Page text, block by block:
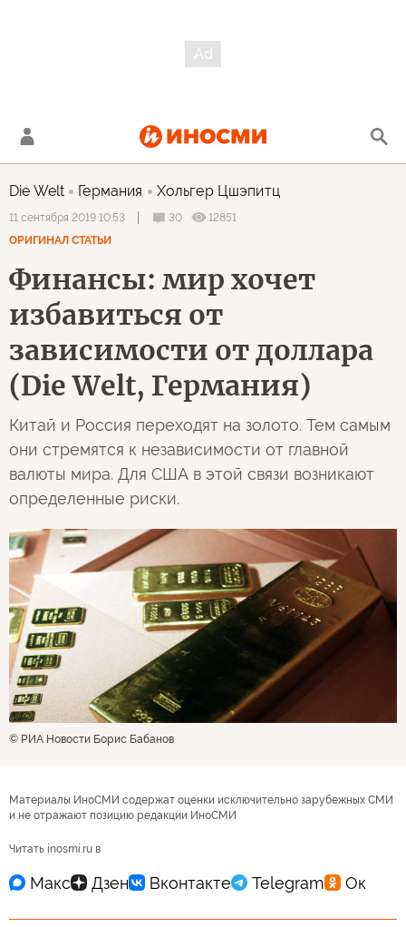
Die Welt Германия Хольгер Цшэпитц
11 сентября 2019 10:53 30
12851
ОРИГИНАЛ СТАТЬИ
Финансы: мир хочет
избавиться от
зависимости от доллара
(Die Welt, Германия)
Китай и Россия переходят на золото. Тем самым
они стремятся к независимости от главной
валюты мира. Для США в этой связи возникают
определенные риски.
© РИА Новости Борис Бабанов
Материалы ИноСМИ содержат оценки исключительно зарубежных СМИ
и не отражают позицию редакции ИноСМИ
Читать inosmi.ru в